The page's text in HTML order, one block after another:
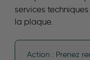
services
la plaque.
Action : Prenez